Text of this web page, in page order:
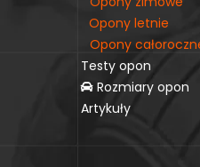
Opony letnie
Opony
Testy opon
Rozmiary opon
Artykuły